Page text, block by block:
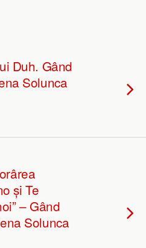
Duh. Gând
Solunca
și Te
– Gând
Solunca